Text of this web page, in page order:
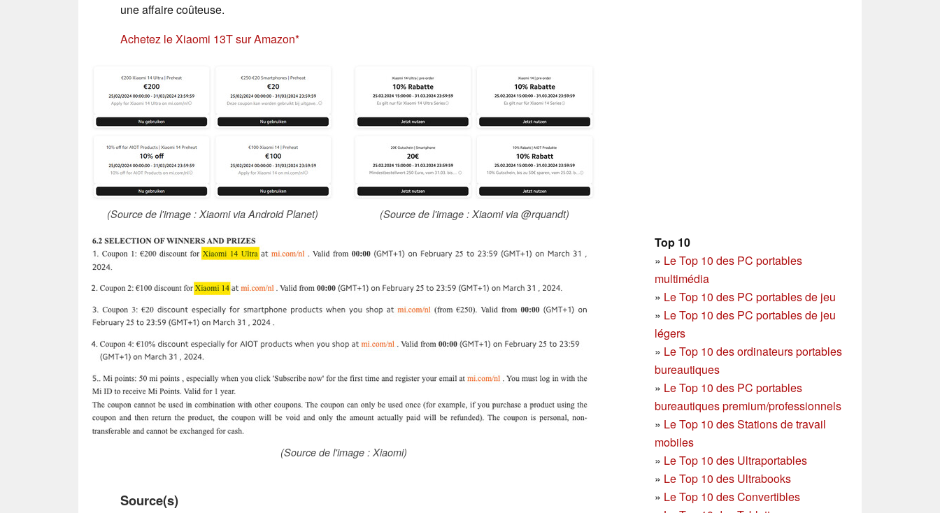
une affaire coûteuse.
Achetez le Xiaomi 13T sur Amazon
(Source de l'image : Xiaomi via Android Planet) (Source de l'image : Xiaomi via @rquandt)
Top 10
» Le Top 10 des PC portables
multimédia
» Le Top 10 des PC portables de jeu
» Le Top 10 des PC portables de jeu
légers
» Le Top 10 des ordinateurs portables
bureautiques
» Le Top 10 des PC portables
bureautiques premium/professionnels
» Le Top 10 des Stations de travail
mobiles
» Le Top 10 des Ultraportables
» Le Top 10 des Ultrabooks
» Le Top 10 des Convertibles
(Source de l'image : Xiaomi)
Source(s)